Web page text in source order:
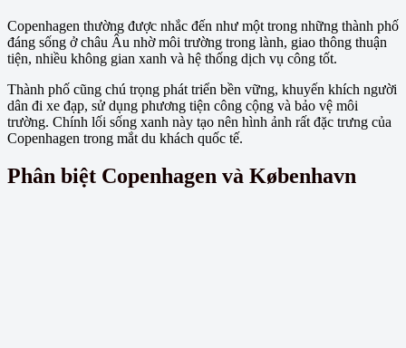
Copenhagen thường được nhắc đến như một trong những thành phố
đáng sống ở châu Âu nhờ môi trường trong lành, giao thông thuận
tiện, nhiều không gian xanh và hệ thống dịch vụ công tốt.
Thành phố cũng chú trọng phát triển bền vững, khuyến khích người
dân đi xe đạp, sử dụng phương tiện công cộng và bảo vệ môi
trường. Chính lối sống xanh này tạo nên hình ảnh rất đặc trưng của
Copenhagen trong mắt du khách quốc tế.
Phân biệt Copenhagen và København